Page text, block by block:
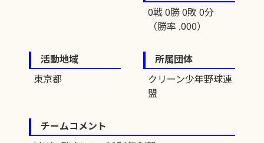
0戦 0勝 0敗 0分
（勝率 .000）
活動地域
東京都
所属団体
クリーン少年野球連
盟
チームコメント